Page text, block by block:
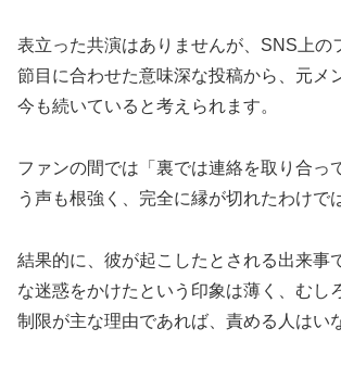
表立った共演はありませんが、SNS上の
節目に合わせた意味深な投稿から、元メ
今も続いていると考えられます。
ファンの間では「裏では連絡を取り合っ
う声も根強く、完全に縁が切れたわけで
結果的に、彼が起こしたとされる出来事
な迷惑をかけたという印象は薄く、むし
制限が主な理由であれば、責める人はい